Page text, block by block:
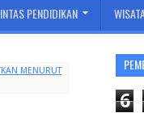
PENDIDIKAN
MENURUT
6